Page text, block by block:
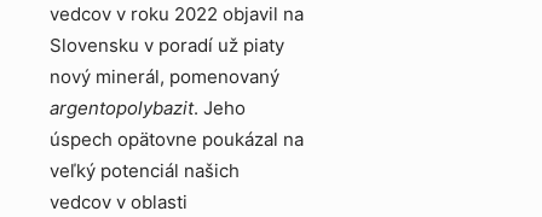
vedcov v roku 2022 objavil na
Slovensku v poradí už piaty
nový minerál, pomenovaný
argentopolybazit. Jeho
úspech opätovne poukázal na
veľký potenciál našich
vedcov v oblasti